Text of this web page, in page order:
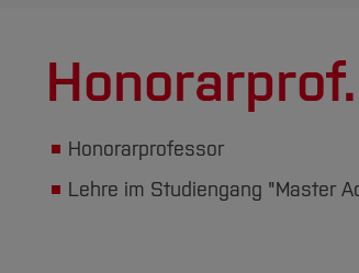
Honorarprofessor
Lehre im Studiengang "Master